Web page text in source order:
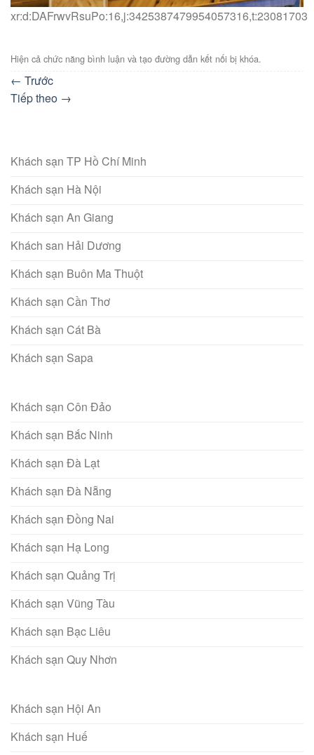
xr:d:DAFrwvRsuPo:16,j:3425387479954057316,t:23081703
Hiện cả chức năng bình luận và tạo đường dẫn kết nối bị khóa.
← Trước
Tiếp theo →
Khách sạn TP Hồ Chí Minh
Khách sạn Hà Nội
Khách sạn An Giang
Khách san Hải Dương
Khách sạn Buôn Ma Thuột
Khách sạn Cần Thơ
Khách sạn Cát Bà
Khách sạn Sapa
Khách sạn Côn Đảo
Khách sạn Bắc Ninh
Khách sạn Đà Lạt
Khách sạn Đà Nẵng
Khách sạn Đồng Nai
Khách sạn Hạ Long
Khách sạn Quảng Trị
Khách sạn Vũng Tàu
Khách sạn Bạc Liêu
Khách sạn Quy Nhơn
Khách sạn Hội An
Khách sạn Huế